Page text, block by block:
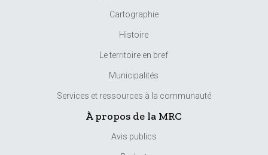
Cartographie
Histoire
Le territoire en bref
Municipalités
Services et ressources à la communauté
À propos de la MRC
Avis publics